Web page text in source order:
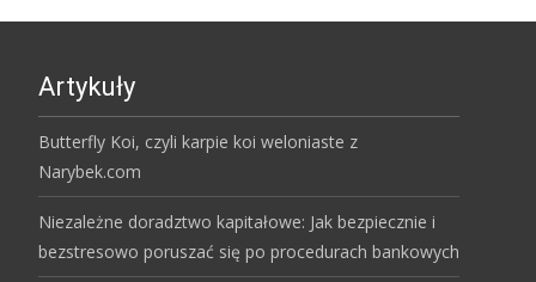
Artykuły
Butterfly Koi, czyli karpie koi weloniaste z
Narybek.com
Niezależne doradztwo kapitałowe: Jak bezpiecznie i
bezstresowo poruszać się po procedurach bankowych